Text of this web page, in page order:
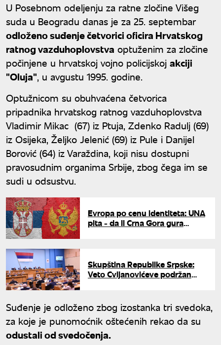
U Posebnom odeljenju za ratne zločine Višeg
suda u Beogradu danas je za 25. septembar
odloženo suđenje četvorici oficira Hrvatskog
ratnog vazduhoplovstva optuženim za zločine
počinjene u hrvatskoj vojno policijskoj akciji
"Oluja", u avgustu 1995. godine.
Optužnicom su obuhvaćena četvorica
pripadnika hrvatskog ratnog vazduhoplovstva
Vladimir Mikac (67) iz Ptuja, Zdenko Radulj (69)
iz Osijeka, Željko Jelenić (69) iz Pule i Danijel
Borović (64) iz Varaždina, koji nisu dostupni
pravosudnim organima Srbije, zbog čega im se
sudi u odsustvu.
Evropa po cenu identiteta: UNA
pita - da li Crna Gora gura
Skupština Republike Srpske:
Veto Cvijanovićeve podržan
Suđenje je odloženo zbog izostanka tri svedoka,
za koje je punomoćnik oštećenih rekao da su
odustali od svedočenja.